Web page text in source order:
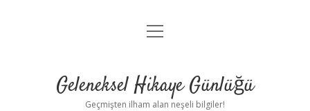
Anasayfa
Yasal Uyarı
menüyü
Geleneksel Hikaye Günlüğü
Geçmişten ilham alan neşeli bilgiler!